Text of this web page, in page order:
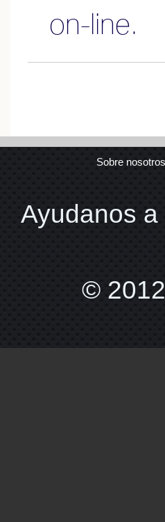
on-line.
Sobre nosotros
Ayudanos
©